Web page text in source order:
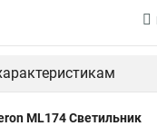
ML174 Светильник